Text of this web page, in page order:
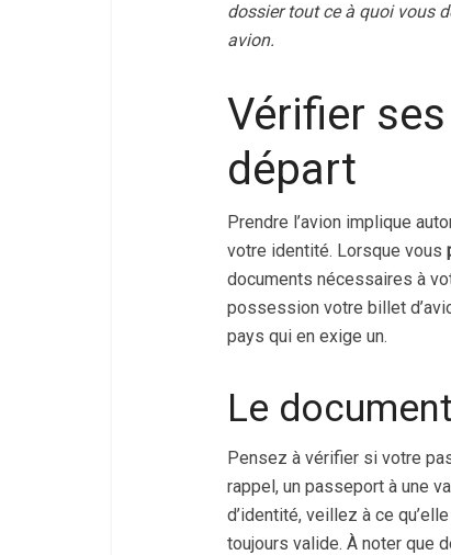
dossier tout ce à quoi vous
avion.
Vérifier
départ
Prendre l’avion implique
votre identité. Lorsque vous
documents nécessaires à
possession votre billet
pays qui en exige un.
Le
Pensez à vérifier si votre
rappel, un passeport à une
d’identité, veillez à ce
toujours valide. À noter que